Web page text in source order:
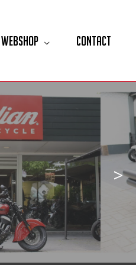
Contact
>